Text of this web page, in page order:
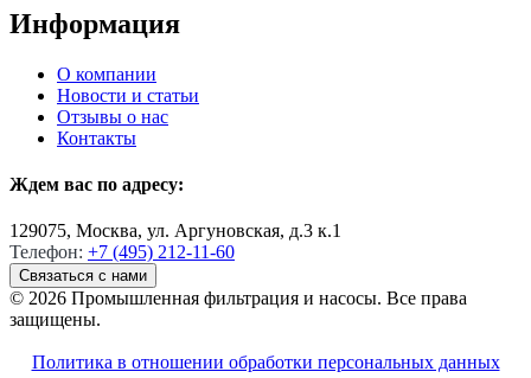
Информация
О компании
Новости и статьи
Отзывы о нас
Контакты
Ждем вас по адресу:
129075, Москва, ул. Аргуновская, д.3 к.1
Телефон: +7 (495) 212-11-60
Связаться с нами
© 2026 Промышленная фильтрация и насосы. Все права
защищены.
Политика в отношении обработки персональных данных